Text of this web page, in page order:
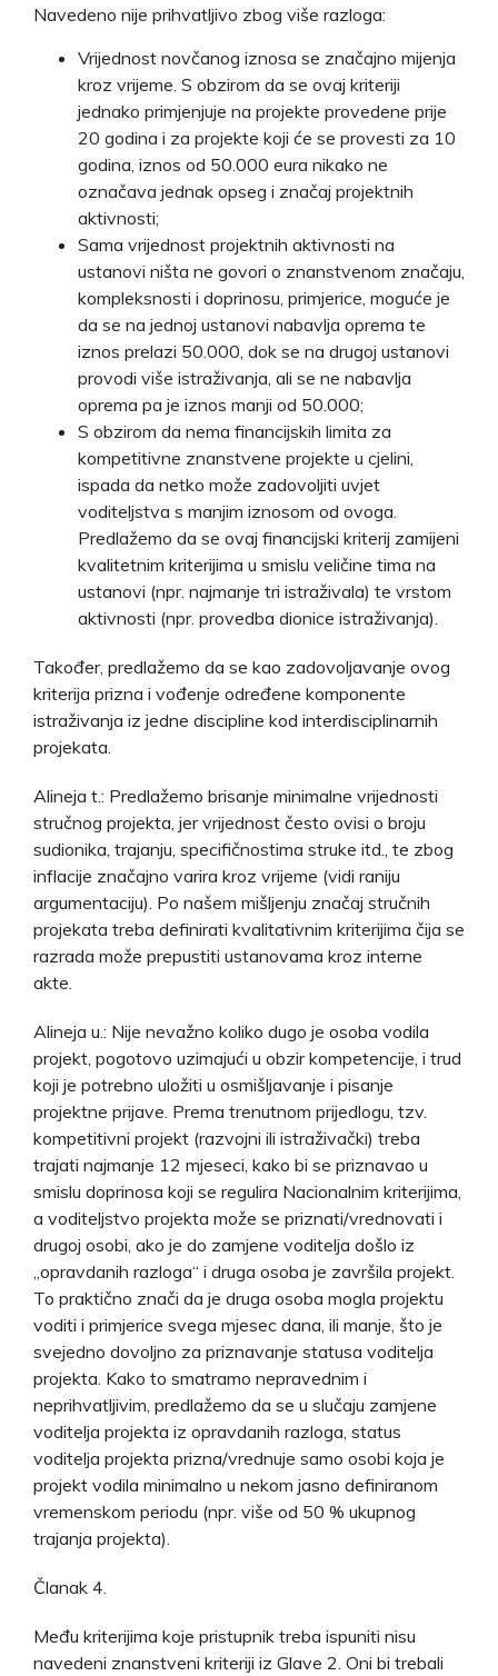
Navedeno nije prihvatljivo zbog više razloga:
Vrijednost novčanog iznosa se značajno mijenja
kroz vrijeme. S obzirom da se ovaj kriteriji
jednako primjenjuje na projekte provedene prije
20 godina i za projekte koji će se provesti za 10
godina, iznos od 50.000 eura nikako ne
označava jednak opseg i značaj projektnih
aktivnosti;
Sama vrijednost projektnih aktivnosti na
ustanovi ništa ne govori o znanstvenom značaju,
kompleksnosti i doprinosu, primjerice, moguće je
da se na jednoj ustanovi nabavlja oprema te
iznos prelazi 50.000, dok se na drugoj ustanovi
provodi više istraživanja, ali se ne nabavlja
oprema pa je iznos manji od 50.000;
S obzirom da nema financijskih limita za
kompetitivne znanstvene projekte u cjelini,
ispada da netko može zadovoljiti uvjet
voditeljstva s manjim iznosom od ovoga.
Predlažemo da se ovaj financijski kriterij zamijeni
kvalitetnim kriterijima u smislu veličine tima na
ustanovi (npr. najmanje tri istraživala) te vrstom
aktivnosti (npr. provedba dionice istraživanja).
Također, predlažemo da se kao zadovoljavanje ovog
kriterija prizna i vođenje određene komponente
istraživanja iz jedne discipline kod interdisciplinarnih
projekata.
Alineja t.: Predlažemo brisanje minimalne vrijednosti
stručnog projekta, jer vrijednost često ovisi o broju
sudionika, trajanju, specifičnostima struke itd., te zbog
inflacije značajno varira kroz vrijeme (vidi raniju
argumentaciju). Po našem mišljenju značaj stručnih
projekata treba definirati kvalitativnim kriterijima čija se
razrada može prepustiti ustanovama kroz interne
akte.
Alineja u.: Nije nevažno koliko dugo je osoba vodila
projekt, pogotovo uzimajući u obzir kompetencije, i trud
koji je potrebno uložiti u osmišljavanje i pisanje
projektne prijave. Prema trenutnom prijedlogu, tzv.
kompetitivni projekt (razvojni ili istraživački) treba
trajati najmanje 12 mjeseci, kako bi se priznavao u
smislu doprinosa koji se regulira Nacionalnim kriterijima,
a voditeljstvo projekta može se priznati/vrednovati i
drugoj osobi, ako je do zamjene voditelja došlo iz
„opravdanih razloga“ i druga osoba je završila projekt.
To praktično znači da je druga osoba mogla projektu
voditi i primjerice svega mjesec dana, ili manje, što je
svejedno dovoljno za priznavanje statusa voditelja
projekta. Kako to smatramo nepravednim i
neprihvatljivim, predlažemo da se u slučaju zamjene
voditelja projekta iz opravdanih razloga, status
voditelja projekta prizna/vrednuje samo osobi koja je
projekt vodila minimalno u nekom jasno definiranom
vremenskom periodu (npr. više od 50 % ukupnog
trajanja projekta).
Članak 4.
Među kriterijima koje pristupnik treba ispuniti nisu
navedeni znanstveni kriteriji iz Glave 2. Oni bi trebali